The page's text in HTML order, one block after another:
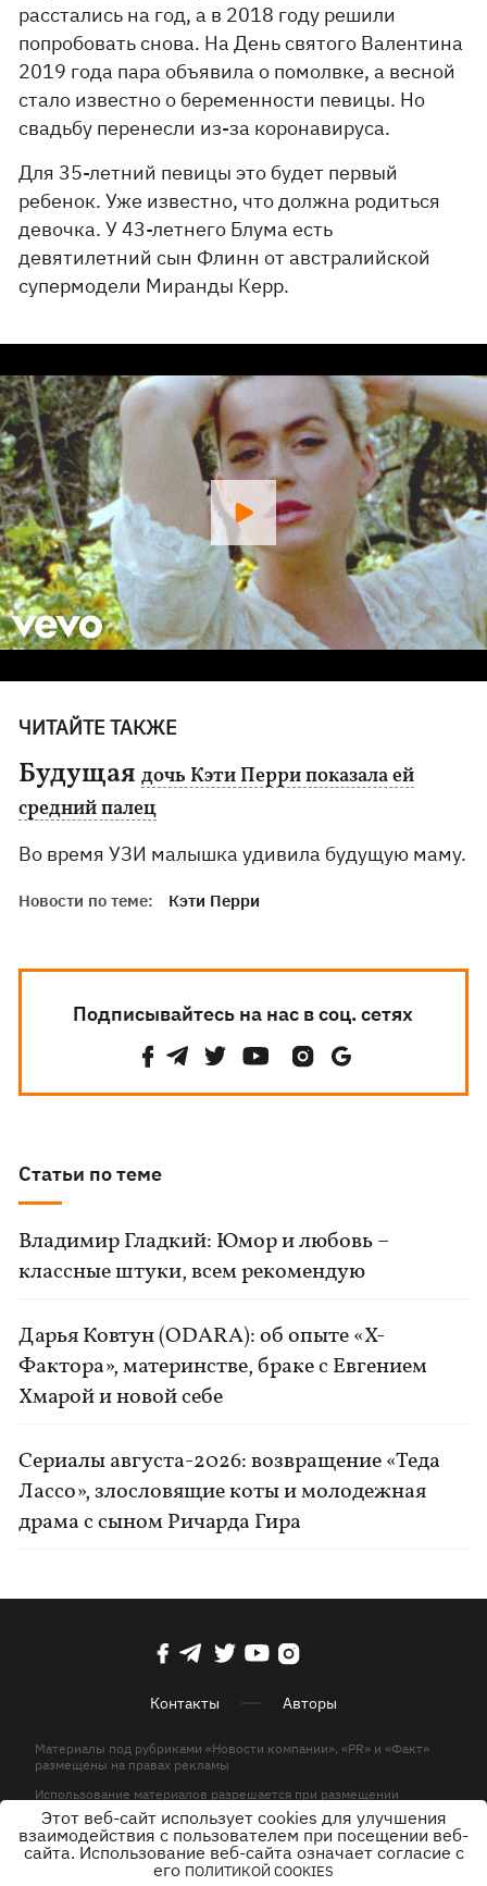
расстались на год, а в 2018 году решили
попробовать снова. На День святого Валентина
2019 года пара объявила о помолвке, а весной
стало известно о беременности певицы. Но
свадьбу перенесли из-за коронавируса.
Для 35-летний певицы это будет первый
ребенок. Уже известно, что должна родиться
девочка. У 43-летнего Блума есть
девятилетний сын Флинн от австралийской
супермодели Миранды Керр.
ЧИТАЙТЕ ТАКЖЕ
Будущаядочь Кэти Перри показала ей
средний палец
Во время УЗИ малышка удивила будущую маму.
Новости по теме: Кэти Перри
Подписывайтесь на нас в соц. сетях
Статьи по теме
Владимир Гладкий: Юмор и любовь –
классные штуки, всем рекомендую
Дарья Ковтун (ODARA): об опыте «Х-
Фактора», материнстве, браке с Евгением
Хмарой и новой себе
Сериалы августа-2026: возвращение «Теда
Лассо», злословящие коты и молодежная
драма с сыном Ричарда Гира
Контакты Авторы
Материалы под рубриками «Новости компании», «PR» и «Факт»
размещены на правах рекламы
Использование материалов разрешается при размещении
активной гиперссылки на KP.UA в первом абзаце.
© ООО «ЮЛАВ МЕДИА»,2026. Все права защищены.
Этот веб-сайт использует cookies для улучшения
взаимодействия с пользователем при посещении веб-
сайта. Использование веб-сайта означает согласие с
его ПОЛИТИКОЙ COOKIES